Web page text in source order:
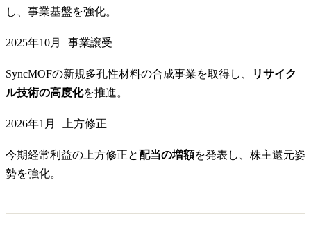
し、事業基盤を強化。
2025年10月 事業譲受
SyncMOFの新規多孔性材料の合成事業を取得し、
リサイク
ル技術の高度化を推進。
2026年1月 上方修正
今期経常利益の上方修正と配当の増額を発表し、株主還元姿
勢を強化。